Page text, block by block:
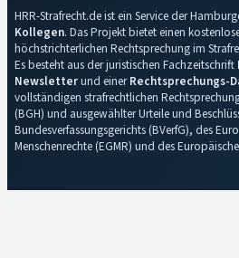
HRR-Strafrecht.de ist ein Service der
Kollegen. Das Projekt bietet einen
höchstrichterlichen Rechtsprechung im
Es besteht aus der juristischen Fachzeitschrift
Newsletterund einerRechtsprechungs-
vollständigen strafrechtlichen
(BGH) und ausgewählter Urteile und
Bundesverfassungsgerichts (BVerfG), des
Menschenrechte (EGMR) und des